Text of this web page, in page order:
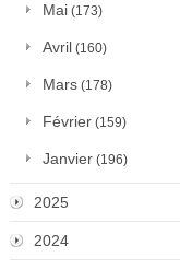
Mai (173)
Avril (160)
Mars (178)
Février (159)
Janvier (196)
2025
2024